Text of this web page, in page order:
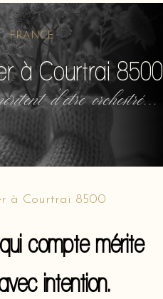
à Courtrai 8500
d'etre orchestré...
à Courtrai 8500
compte mérite
intention.